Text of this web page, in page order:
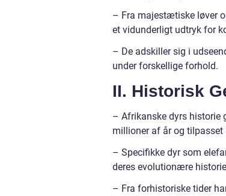
– Fra majestætiske løver
et vidunderligt udtryk for
– De adskiller sig i
under forskellige forhold.
II. Historisk
– Afrikanske dyrs historie
millioner af år og
– Specifikke dyr som
deres evolutionære
– Fra forhistoriske tider